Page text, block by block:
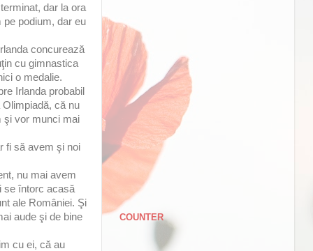
dar la ora
podium, dar eu
concurează
cu gimnastica
o medalie.
Irlanda probabil
că nu
şi vor munci mai
fi să avem şi noi
nu mai avem
se întorc acasă
ale României. Şi
aude şi de bine
cu ei, că au
COUNTER